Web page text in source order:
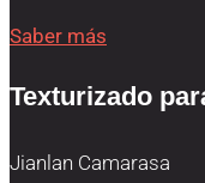
Saber más
Texturizado
Jianlan Camarasa